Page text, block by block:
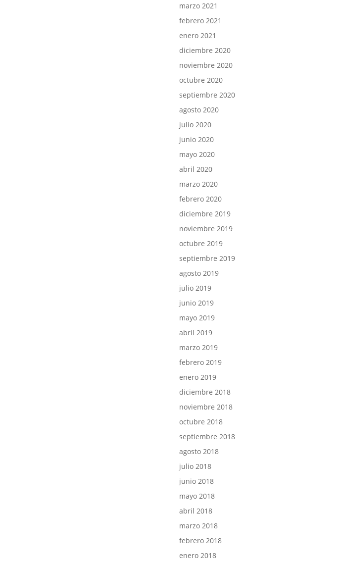
marzo 2021
febrero 2021
enero 2021
diciembre 2020
noviembre 2020
octubre 2020
septiembre 2020
agosto 2020
julio 2020
junio 2020
mayo 2020
abril 2020
marzo 2020
febrero 2020
diciembre 2019
noviembre 2019
octubre 2019
septiembre 2019
agosto 2019
julio 2019
junio 2019
mayo 2019
abril 2019
marzo 2019
febrero 2019
enero 2019
diciembre 2018
noviembre 2018
octubre 2018
septiembre 2018
agosto 2018
julio 2018
junio 2018
mayo 2018
abril 2018
marzo 2018
febrero 2018
enero 2018